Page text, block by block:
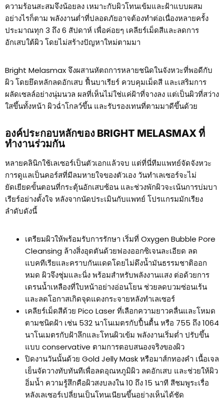
ความร้อนสะสมจึงน้อยลง เหมาะกับผิวโทนเข้มและฝ้าแบบผสม
อย่างไรก็ตาม พลังงานต่ำที่ปลอดภัยอาจต้องทำต่อเนื่องหลายครั้ง
ประมาณทุก 3 ถึง 6 สัปดาห์ เพื่อค่อยๆ เคลียร์เม็ดสีและลดการ
อักเสบใต้ผิว โดยไม่สร้างปัญหาใหม่ตามมา
Bright Melasmax จึงผสานหัตถการหลายชนิดในจังหวะที่พอดีกับ
ผิว โดยยึดหลักลดอักเสบ ฟื้นบาเรียร์ ควบคุมเม็ดสี และเสริมการ
ผลัดเซลล์อย่างนุ่มนวล ผลที่เห็นไม่ใช่แค่ฝ้าที่จางลง แต่เป็นผิวที่สว่าง
ใสขึ้นทั้งหน้า ผิวฉ่ำโกลว์ขึ้น และรับรองเทนที่ตามมาดีขึ้นด้วย
องค์ประกอบหลักของ BRIGHT MELASMAX ที่
ทำงานร่วมกัน
หลายคลินิกใช้เลเซอร์เป็นตัวเอกแล้วจบ แต่ที่นี่ทีมแพทย์จัดจังหวะ
การดูแลเป็นคอร์สที่มีลมหายใจของตัวเอง วันทำเลเซอร์จะไม่
ยัดเยียดขั้นตอนที่กระตุ้นอักเสบซ้อน และช่วงพักผิวจะเน้นการบ่มบา
เรียร์อย่างตั้งใจ หลังจากนัดประเมินกับแพทย์ โปรแกรมมักเรียง
ลำดับดังนี้
เตรียมผิวให้พร้อมรับการรักษา เริ่มที่ Oxygen Bubble Pore
Cleansing ล้างสิ่งอุดตันด้วยฟองออกซิเจนละเอียด ลด
แบคทีเรียและคราบกันแดดโดยไม่ดึงน้ำมันธรรมชาติออก
หมด ผิวจึงชุ่มและนิ่ง พร้อมสำหรับพลังงานแสง ต่อด้วยการ
เดรนน้ำเหลืองที่ใบหน้าอย่างอ่อนโยน ช่วยลดบวมซ่อนเร้น
และลดโอกาสเกิดจุดแดงกระจายหลังทำเลเซอร์
เคลียร์เม็ดสีด้วย Pico Laser ที่เลือกความยาวคลื่นและโหมด
ตามชนิดฝ้า เช่น 532 นาโนเมตรกับปื้นตื้น หรือ 755 ถึง 1064
นาโนเมตรกับฝ้าลึกและโทนผิวเข้ม พลังงานเริ่มต่ำ ปรับขึ้น
แบบ conservative ตามการตอบสนองจริงของผิว
ปิดงานวันนั้นด้วย Gold Jelly Mask หรือมาส์กทองคำ เนื้อเจล
เย็นจัดวางทับทันทีเพื่อลดอุณหภูมิผิว ลดอักเสบ และช่วยให้ผิว
อิ่มน้ำ ความรู้สึกคือผิวสงบลงใน 10 ถึง 15 นาที สีชมพูระเรื่อ
หลังเลเซอร์เปลี่ยนเป็นโทนเนียนขึ้นอย่างเห็นได้ชัด